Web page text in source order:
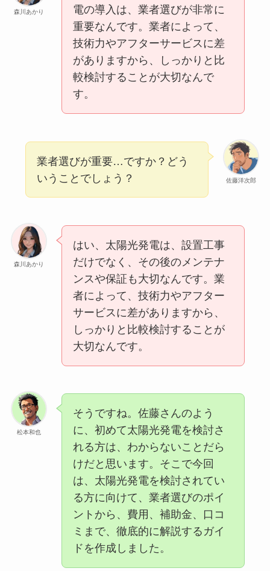
森川あかり
電の導入は、業者選びが非常に
重要なんです。業者によって、
技術力やアフターサービスに差
がありますから、しっかりと比
較検討することが大切なんで
す。
佐藤洋次郎
業者選びが重要…ですか？どう
いうことでしょう？
森川あかり
はい、太陽光発電は、設置工事
だけでなく、その後のメンテナ
ンスや保証も大切なんです。業
者によって、技術力やアフター
サービスに差がありますから、
しっかりと比較検討することが
大切なんです。
松本和也
そうですね。佐藤さんのよう
に、初めて太陽光発電を検討さ
れる方は、わからないことだら
けだと思います。そこで今回
は、太陽光発電を検討されてい
る方に向けて、業者選びのポイ
ントから、費用、補助金、口コ
ミまで、徹底的に解説するガイ
ドを作成しました。